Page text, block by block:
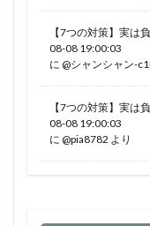
【7つの対策】実は
08-08 19:00:03
に @シャンシャン-
【7つの対策】実は
08-08 19:00:03
に @pia8782 より